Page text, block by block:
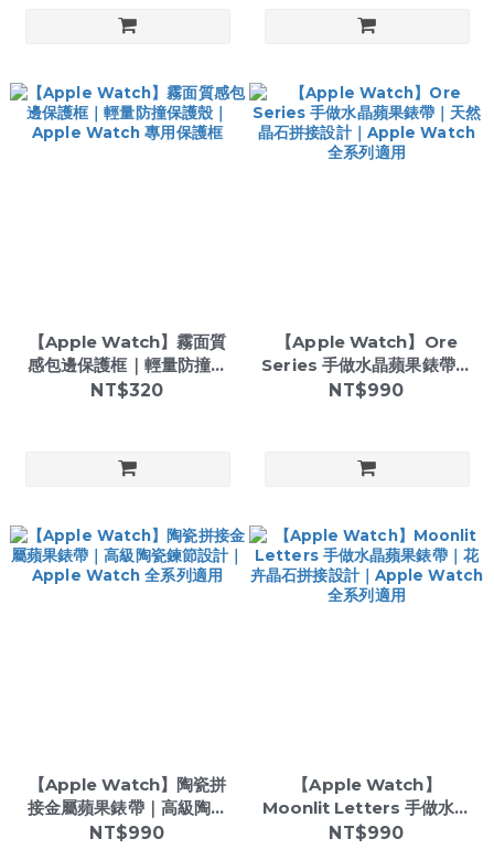
【Apple Watch】霧面質
感包邊保護框｜輕量防撞保
護殼｜Apple Watch 專用
NT$320
【Apple Watch】Ore
Series 手做水晶蘋果錶帶｜
天然晶石拼接設計｜Apple
NT$990
【Apple Watch】陶瓷拼
接金屬蘋果錶帶｜高級陶瓷
鍊節設計｜Apple Watch
NT$990
【Apple Watch】
Moonlit Letters 手做水晶
蘋果錶帶｜花卉晶石拼接設
NT$990